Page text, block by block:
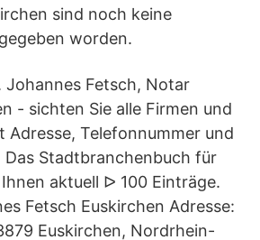
sind noch keine
worden.
Johannes Fetsch, Notar
- sichten Sie alle Firmen und
Adresse, Telefonnummer und
Stadtbranchenbuch für
aktuell ᐅ 100 Einträge.
Fetsch Euskirchen Adresse:
Euskirchen, Nordrhein-